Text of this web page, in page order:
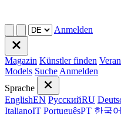
Anmelden
Magazin Künstler finden
Models Suche Anmelden
Sprache
EnglishEN РусскийRU
ItalianoIT PortuguêsPT 한국어